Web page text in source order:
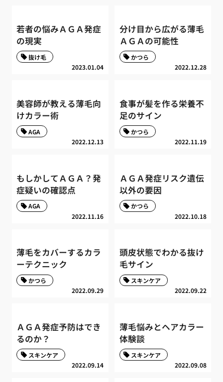
若者の悩みＡＧＡ発症
の現実
2023.01.04
抜け毛
分け目から広がる薄毛
ＡＧＡの可能性
2022.12.28
かつら
美容師が教える薄毛向
けカラー術
2022.12.13
AGA
食事が髪を作る栄養不
足のサイン
2022.11.19
かつら
もしかしてＡＧＡ？発
症疑いの確認点
2022.11.16
AGA
ＡＧＡ発症リスク遺伝
以外の要因
2022.10.18
かつら
薄毛をカバーするカラ
ーテクニック
2022.09.29
かつら
頭皮状態でわかる抜け
毛サイン
2022.09.22
スキンケア
ＡＧＡ発症予防はでき
るのか？
2022.09.14
スキンケア
薄毛悩みとヘアカラー
体験談
2022.09.08
スキンケア